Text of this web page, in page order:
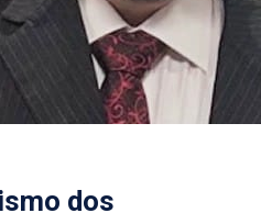
dos